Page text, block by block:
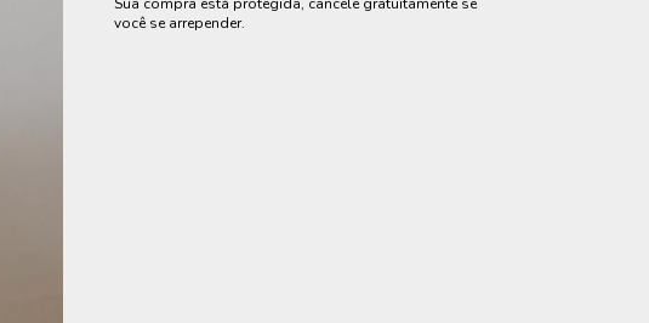
você se arrepender.